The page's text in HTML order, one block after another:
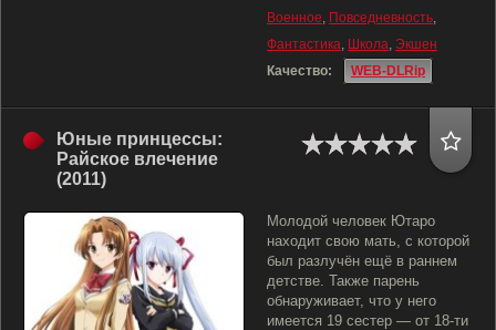
Военное, Повседневность,
Фантастика, Школа, Экшен
Качество:
WEB-DLRip
Юные принцессы:
Райское влечение
(2011)
Молодой человек Ютаро
находит свою мать, с которой
был разлучён ещё в раннем
детстве. Также парень
обнаруживает, что у него
имеется 19 сестер — от 18-ти